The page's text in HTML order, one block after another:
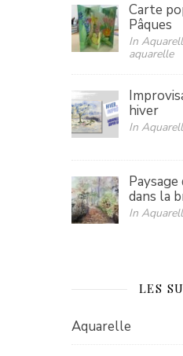
Carte
Pâques
In
aquarelle
hiver
In
dans la
In
LES
Aquarelle